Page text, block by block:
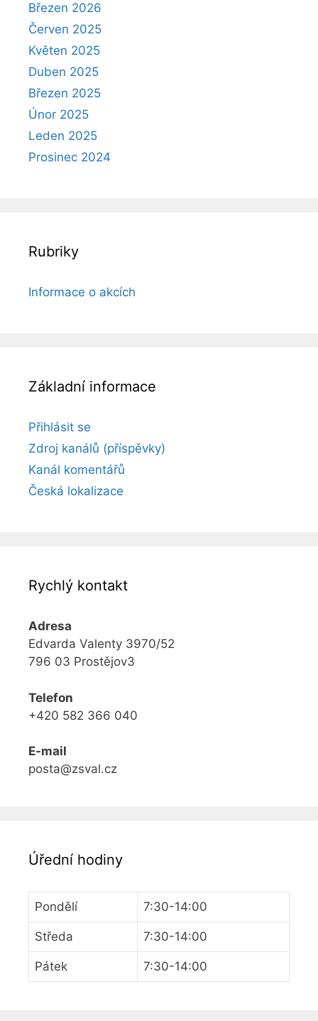
Březen 2026
Červen 2025
Květen 2025
Duben 2025
Březen 2025
Únor 2025
Leden 2025
Prosinec 2024
Rubriky
Informace o akcích
Základní informace
Přihlásit se
Zdroj kanálů (příspěvky)
Kanál komentářů
Česká lokalizace
Rychlý kontakt
Adresa
Edvarda Valenty 3970/52
796 03 Prostějov3
Telefon
+420 582 366 040
E-mail
posta@zsval.cz
Úřední hodiny
Pondělí 7:30-14:00
Středa 7:30-14:00
Pátek 7:30-14:00